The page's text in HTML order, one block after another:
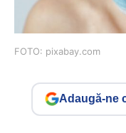
FOTO: pixabay.com
Adaugă-ne